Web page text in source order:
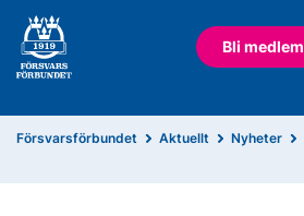
Bli medlem
Försvarsförbundet Aktuellt Nyheter